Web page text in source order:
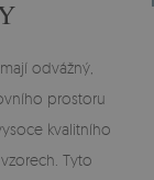
odvážný,
prostoru
kvalitního
Tyto